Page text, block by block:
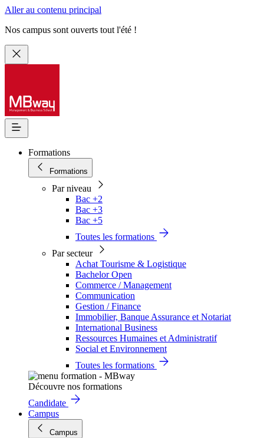
Aller au contenu principal
Nos campus sont ouverts tout l'été !
Formations
Formations
Par niveau
Bac +2
Bac +3
Bac +5
Toutes les formations
Par secteur
Achat Tourisme & Logistique
Bachelor Open
Commerce / Management
Communication
Gestion / Finance
Immobilier, Banque Assurance et Notariat
International Business
Ressources Humaines et Administratif
Social et Environnement
Toutes les formations
Découvre nos formations
Candidate
Campus
Campus